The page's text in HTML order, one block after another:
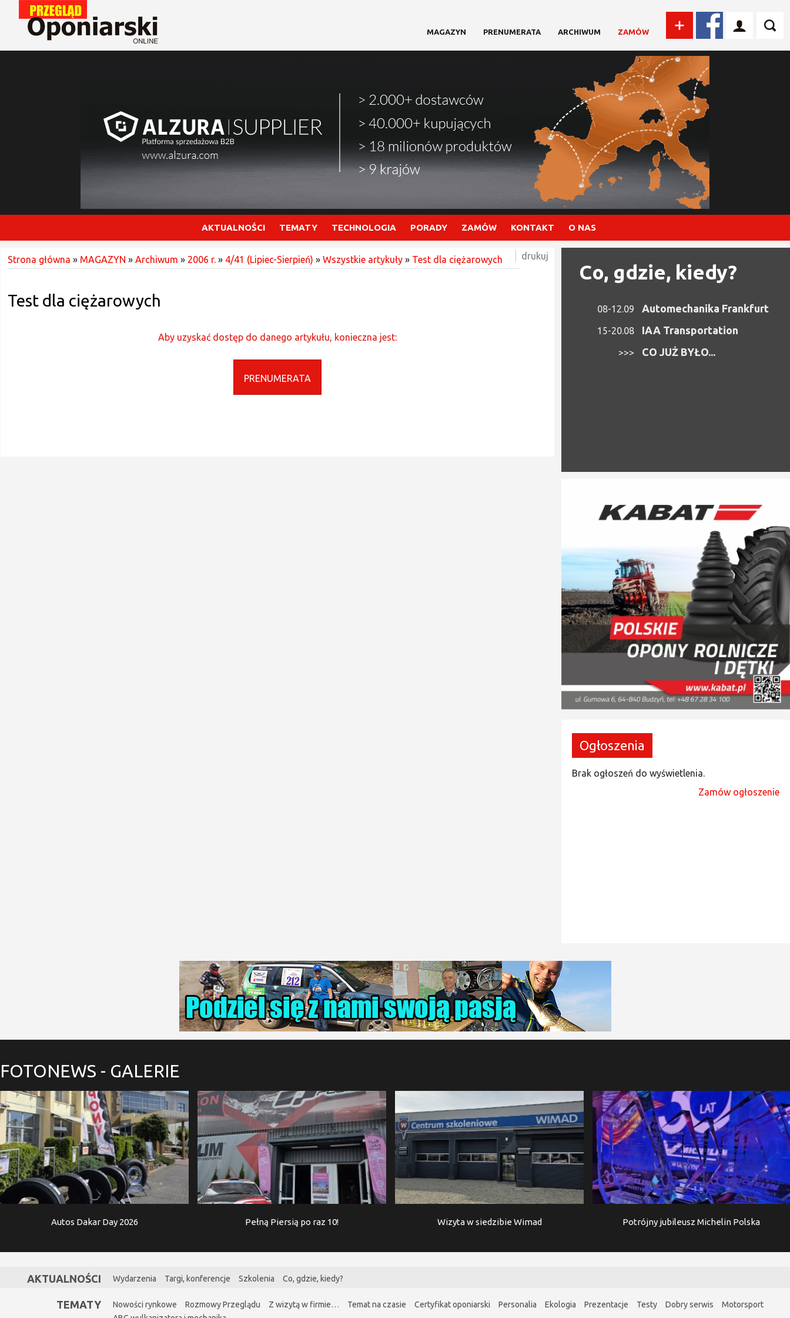
MAGAZYN PRENUMERATA ARCHIWUM ZAMÓW
AKTUALNOŚCI TEMATY TECHNOLOGIA PORADY ZAMÓW KONTAKT O NAS
Strona główna » MAGAZYN » Archiwum » 2006 r. » 4/41 (Lipiec-Sierpień) » Wszystkie artykuły » Test dla ciężarowych
Test dla ciężarowych
Aby uzyskać dostęp do danego artykułu, konieczna jest:
PRENUMERATA
drukuj
Co, gdzie, kiedy?
08-12.09 Automechanika Frankfurt
15-20.08 IAA Transportation
>>> CO JUŻ BYŁO...
Ogłoszenia
Brak ogłoszeń do wyświetlenia.
Zamów ogłoszenie
FOTONEWS - GALERIE
Autos Dakar Day 2026 Pełną Piersią po raz 10! Wizyta w siedzibie Wimad Potrójny jubileusz Michelin Polska
AKTUALNOŚCI Wydarzenia Targi, konferencje Szkolenia Co, gdzie, kiedy?
TEMATY Nowości rynkowe Rozmowy Przeglądu Z wizytą w firmie… Temat na czasie Certyfikat oponiarski Personalia Ekologia Prezentacje Testy Dobry serwis
Motorsport